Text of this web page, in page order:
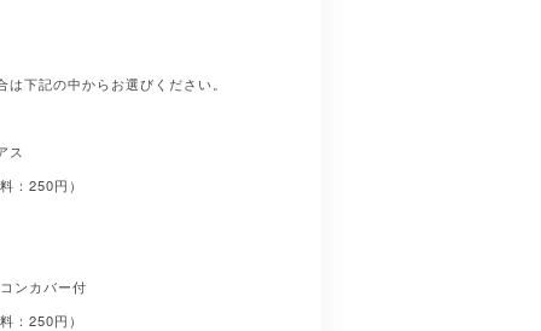
下記の中からお選びください。
ス
：250円）
ンカバー付
：250円）